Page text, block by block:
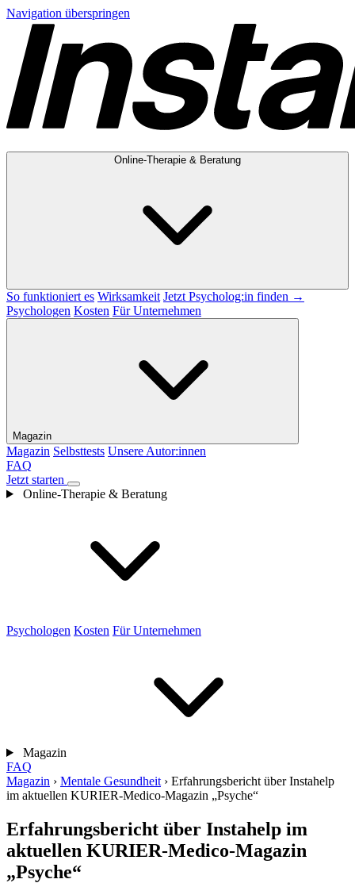
Navigation überspringen
Online-Therapie & Beratung
So funktioniert es Wirksamkeit Jetzt Psycholog:in finden →
Psychologen Kosten Für Unternehmen
Magazin
Magazin Selbsttests Unsere Autor:innen
FAQ
Jetzt starten
Online-Therapie & Beratung
Psychologen Kosten Für Unternehmen
Magazin
FAQ
Magazin › Mentale Gesundheit › Erfahrungsbericht über Instahelp
im aktuellen KURIER-Medico-Magazin „Psyche“
Erfahrungsbericht über Instahelp im
aktuellen KURIER-Medico-Magazin
„Psyche“